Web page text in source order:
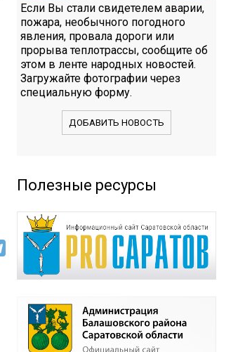
Если Вы стали свидетелем аварии,
пожара, необычного погодного
явления, провала дороги или
прорыва теплотрассы, сообщите об
этом в ленте народных новостей.
Загружайте фотографии через
специальную форму.
ДОБАВИТЬ НОВОСТЬ
Полезные ресурсы